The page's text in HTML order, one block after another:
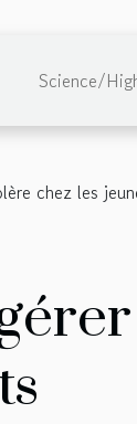
Science/
chez les